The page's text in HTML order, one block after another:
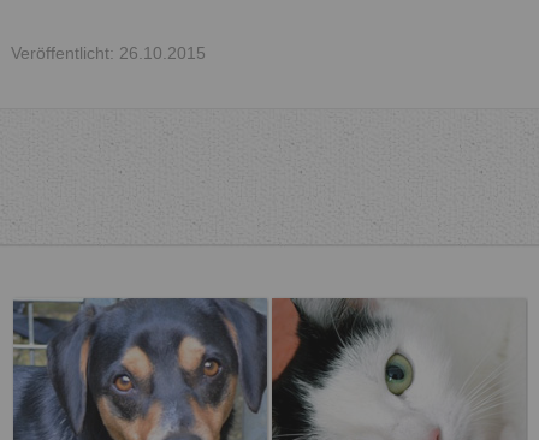
Veröffentlicht: 26.10.2015